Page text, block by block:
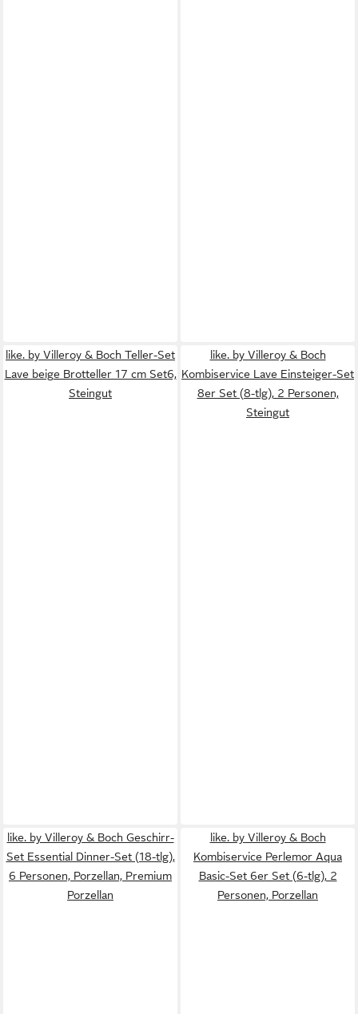
like. by Villeroy & Boch Teller-Set
Lave beige Brotteller 17 cm Set6,
Steingut
like. by Villeroy & Boch
Kombiservice Lave Einsteiger-Set
8er Set (8-tlg), 2 Personen,
Steingut
like. by Villeroy & Boch Geschirr-
Set Essential Dinner-Set (18-tlg),
6 Personen, Porzellan, Premium
Porzellan
like. by Villeroy & Boch
Kombiservice Perlemor Aqua
Basic-Set 6er Set (6-tlg), 2
Personen, Porzellan